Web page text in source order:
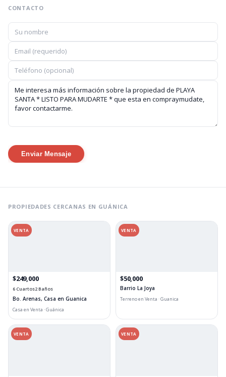
CONTACTO
Enviar Mensaje
PROPIEDADES CERCANAS EN GUÁNICA
VENTA
$249,000
6 Cuartos2 Baños
Bo. Arenas, Casa en Guanica
Casa en Venta · Guánica
VENTA
$50,000
Barrio La Joya
Terreno en Venta · Guanica
VENTA VENTA